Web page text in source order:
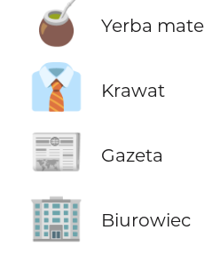
🧉 Yerba mate
👔 Krawat
📰 Gazeta
🏢 Biurowiec